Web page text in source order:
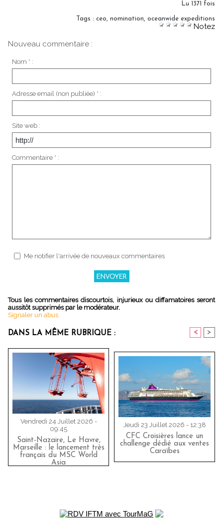
Lu 1371 fois
Tags : ceo, nomination, oceanwide expeditions
Notez
Nouveau commentaire :
Nom * :
Adresse email (non publiée) * :
Site web :
Commentaire * :
Me notifier l'arrivée de nouveaux commentaires
Tous les commentaires discourtois, injurieux ou diffamatoires seront
aussitôt supprimés par le modérateur.
Signaler un abus
DANS LA MÊME RUBRIQUE : < >
Vendredi 24 Juillet 2026 -
09:45
Saint-Nazaire, Le Havre,
Marseille : le lancement très
français du MSC World
Asia
Jeudi 23 Juillet 2026 - 12:38
CFC Croisières lance un
challenge dédié aux ventes
Caraïbes